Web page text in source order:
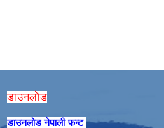
डाउनलाेड
डाउनलाेड नेपाली फन्ट